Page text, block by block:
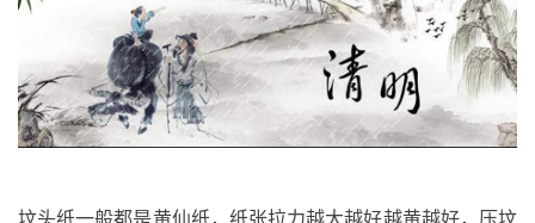
坟头纸一般都是黄仙纸，纸张拉力越大越好越黄越好，压坟